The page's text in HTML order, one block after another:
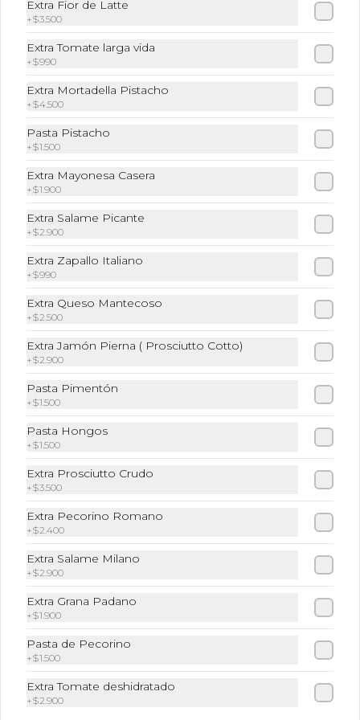
Prosciutto crudo; mozzarella fior di
latte, tomate cherry, albahaca y aceite
Vegetariano
tomate asado, Burrata, alcachofas en
aceite y albahaca. Te recomendarlos
calentarlos en tu horno 1 a 2  minutos
$11.900
Conócenos
Zona de despacho
Lunes a Viernes de 10:00 a 22:30 hrs Sábado y Domingo
de 12:00 a 22:30 hrs
Términos y condiciones
Política de privacidad
Redes sociales
Instagram
Facebook
Extra Fior de Latte
+$3.500
Extra Tomate larga vida
+$990
Extra Mortadella Pistacho
+$4.500
Pasta Pistacho
+$1.500
Extra Mayonesa Casera
+$1.900
Extra Salame Picante
+$2.900
Extra Zapallo Italiano
+$990
Extra Queso Mantecoso
+$2.500
Extra Jamón Pierna ( Prosciutto Cotto)
+$2.900
Pasta Pimentón
+$1.500
Pasta Hongos
+$1.500
Extra Prosciutto Crudo
+$3.500
Extra Pecorino Romano
+$2.400
Extra Salame Milano
+$2.900
Extra Grana Padano
+$1.900
Pasta de Pecorino
+$1.500
Extra Tomate deshidratado
+$2.900